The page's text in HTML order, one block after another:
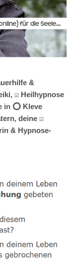
&
☑️ Heilhypnose
in ⭕ Kleve
deine ☑️
& Hypnose-